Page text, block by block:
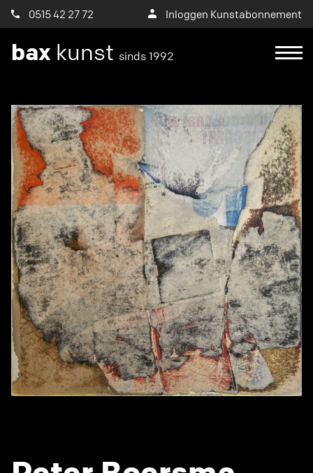
0515 42 27 72 Inloggen Kunstabonnement
bax kunst sinds 1992